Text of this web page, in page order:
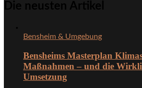
Die neusten Artikel
Bensheim & Umgebung
Bensheims Masterplan
Maßnahmen – und die
Umsetzung